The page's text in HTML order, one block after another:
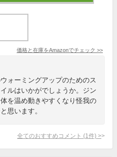
価格と在庫をAmazonでチェック >>
ォーミングアップのためのス
ルはいかがでしょうか。ジン
を温め動きやすくなり怪我の
思います。
全てのおすすめコメント (1 件) >